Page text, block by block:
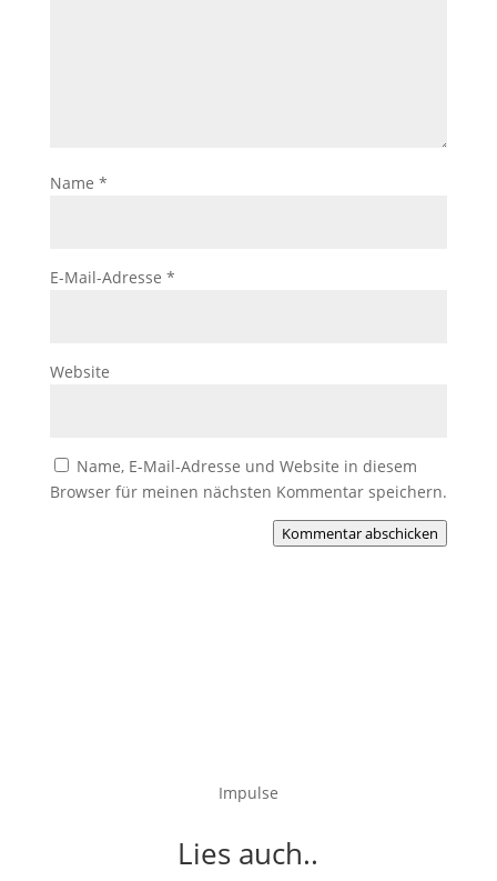
Name *
E-Mail-Adresse *
Website
Name, E-Mail-Adresse und Website in diesem
Browser für meinen nächsten Kommentar speichern.
Kommentar abschicken
Impulse
Lies auch..